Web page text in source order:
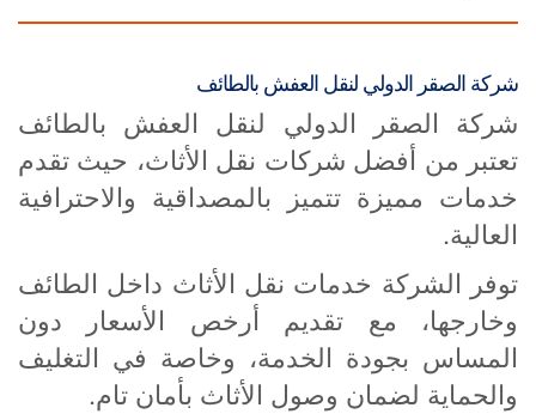
شركة الصقر الدولي لنقل العفش بالطائف
شركة الصقر الدولي لنقل العفش بالطائف
تعتبر من أفضل شركات نقل الأثاث، حيث تقدم
خدمات مميزة تتميز بالمصداقية والاحترافية
العالية.
توفر الشركة خدمات نقل الأثاث داخل الطائف
وخارجها، مع تقديم أرخص الأسعار دون
المساس بجودة الخدمة، وخاصة في التغليف
والحماية لضمان وصول الأثاث بأمان تام.